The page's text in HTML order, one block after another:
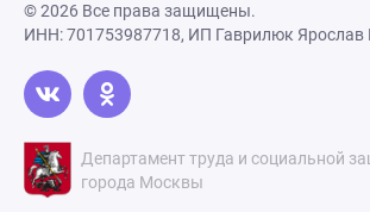
© 2026 Все права защищены.
ИНН: 701753987718, ИП Гаврилюк Ярослав
Департамент труда и социальной
города Москвы